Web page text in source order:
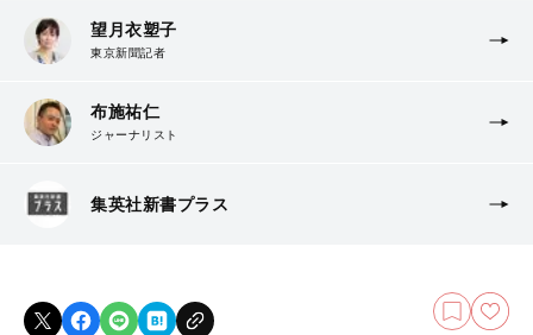
望月衣塑子
東京新聞記者
布施祐仁
ジャーナリスト
集英社新書プラス